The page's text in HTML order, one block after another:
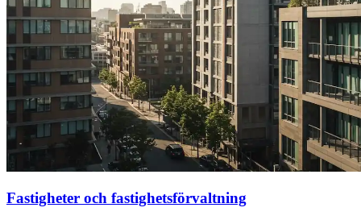
Fastigheter och fastighetsförvaltning